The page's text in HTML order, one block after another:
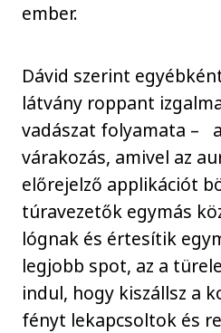
ember.
Dávid szerint
látvány roppant
vadászat folyamata –
várakozás, amivel az
előrejelző applikációt
túravezetők egymás
lógnak és értesítik
legjobb spot, az a
indul, hogy kiszállsz a
fényt lekapcsoltok és